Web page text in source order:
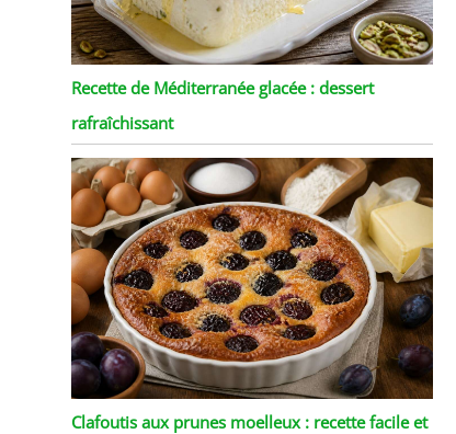
Recette de Méditerranée glacée : dessert
rafraîchissant
Clafoutis aux prunes moelleux : recette facile et